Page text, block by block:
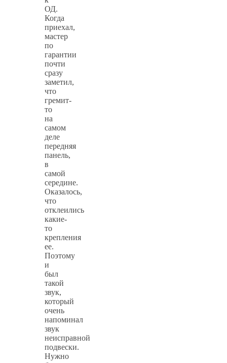
ОД.
Когда
приехал,
мастер
по
гарантии
почти
сразу
заметил,
что
гремит-
то
на
самом
деле
передняя
панель,
в
самой
середине.
Оказалось,
что
отклеились
какие-
то
крепления
ее.
Поэтому
и
был
такой
звук,
который
очень
напоминал
звук
неисправной
подвески.
Нужно